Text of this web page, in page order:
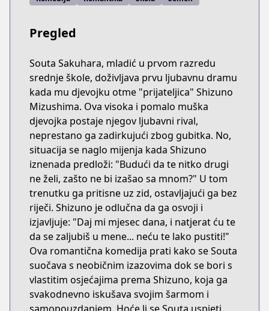
Pregled
Souta Sakuhara, mladić u prvom razredu
srednje škole, doživljava prvu ljubavnu dramu
kada mu djevojku otme "prijateljica" Shizuno
Mizushima. Ova visoka i pomalo muška
djevojka postaje njegov ljubavni rival,
neprestano ga zadirkujući zbog gubitka. No,
situacija se naglo mijenja kada Shizuno
iznenada predloži: "Budući da te nitko drugi
ne želi, zašto ne bi izašao sa mnom?" U tom
trenutku ga pritisne uz zid, ostavljajući ga bez
riječi. Shizuno je odlučna da ga osvoji i
izjavljuje: "Daj mi mjesec dana, i natjerat ću te
da se zaljubiš u mene... neću te lako pustiti!"
Ova romantična komedija prati kako se Souta
suočava s neobičnim izazovima dok se bori s
vlastitim osjećajima prema Shizuno, koja ga
svakodnevno iskušava svojim šarmom i